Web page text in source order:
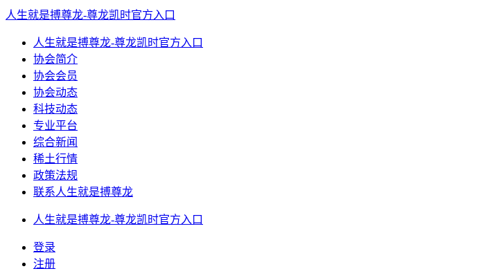
人生就是搏尊龙-尊龙凯时官方入口
人生就是搏尊龙-尊龙凯时官方入口
协会简介
协会会员
协会动态
科技动态
专业平台
综合新闻
稀土行情
政策法规
联系人生就是搏尊龙
人生就是搏尊龙-尊龙凯时官方入口
登录
注册